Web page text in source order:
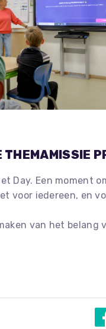
THEMAMISSIE
Day. Een moment
voor iedereen, en
van het belang
van de ThemaMissie